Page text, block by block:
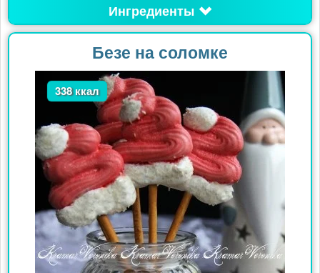
Ингредиенты
Безе на соломке
338 ккал